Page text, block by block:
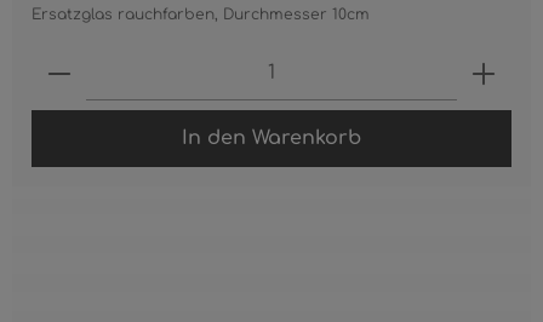
Ersatzglas rauchfarben, Durchmesser 10cm
Produkt Anzahl: Gib den
In den Warenkorb